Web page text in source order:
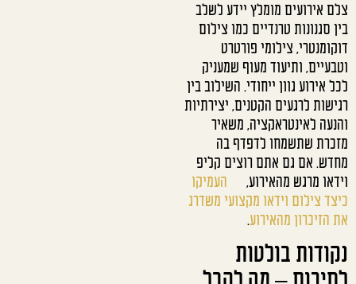
צלם אירועים מומלץ יידע לשלב
בין סגנונות טרנדיים כמו צילום
דוקומנטרי, צילומי פורטרט
וטבעיים, ותיעוד מעוף שמעניק
לכל אירוע גוון ייחודי. השילוב בין
רגישות לרגעים הקטנים, יצירתיות
והנעה לאינטראקציה, משאיר
מזכרת שתשמחו לדפדף בה
מחדש. אם גם אתם רוצים קליפ
וידאו מרגש מהאירוע,
העמיקו
כיצד צילום וידאו מקצועי משדרג
את הזיכרון מהאירוע.
נקודות בולטות